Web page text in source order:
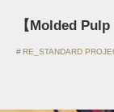
【Molded
RE_STANDARD